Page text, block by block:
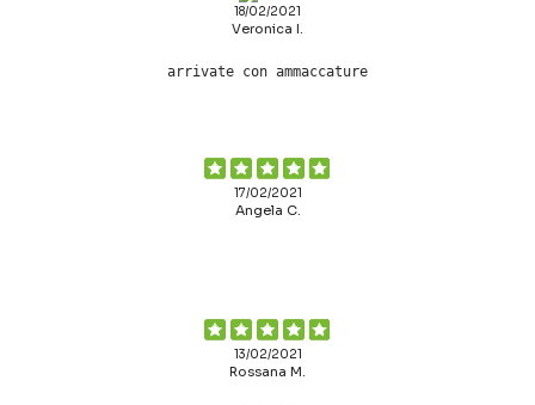
18/02/2021
Veronica I.
arrivate con ammaccature
17/02/2021
Angela C.
13/02/2021
Rossana M.